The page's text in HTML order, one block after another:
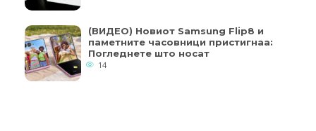
(ВИДЕО) Новиот Samsung Flip8 и
паметните часовници пристигнаа:
Погледнете што носат
14